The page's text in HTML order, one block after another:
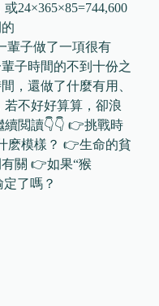
24×365×85=744,600
輩子做了一項很有
子時間的不到十份之
，還做了什麼有用、
不好好算算，卻浪
閲讀👇👇 👉挑戰時
麽模樣？ 👉生命的貧
關 👉如果“猴
定了嗎？